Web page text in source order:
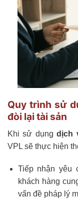
Quy trình sử
đòi lại tài sản
Khi sử dụngdịch
VPL sẽ thực hiện
Tiếp nhận yêu
khách hàng
vấn đề pháp lý